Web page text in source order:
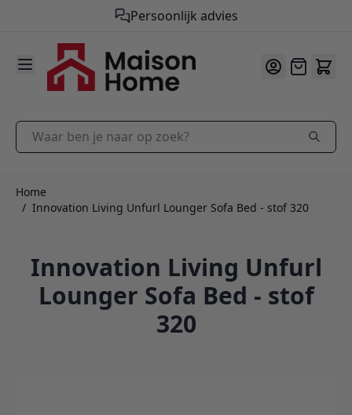
Persoonlijk advies
9.9/10
Ga naar de inhoud
Offerte
Waar ben je naar op zoek?
Home
/ Innovation Living Unfurl Lounger Sofa Bed - stof 320
Innovation Living Unfurl
Lounger Sofa Bed - stof
320